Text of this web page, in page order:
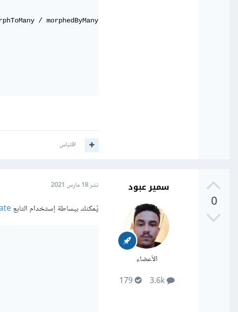
/ morphedByMany
اقتباس
0
سمير عبود
الأعضاء
3.6k
179
نشر18 مارس 2021
يُمكنك ببساطة إستخدام التابع